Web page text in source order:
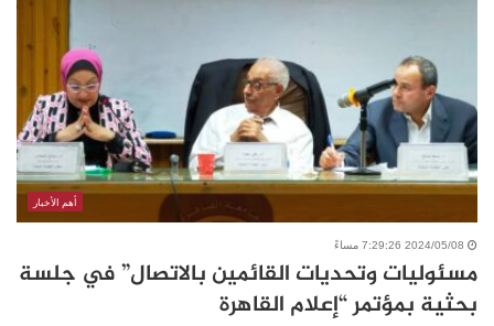
أهم الأخبار
2024/05/08 7:29:26 مساءً
مسئوليات وتحديات القائمين بالاتصال” في جلسة
بحثية بمؤتمر “إعلام القاهرة